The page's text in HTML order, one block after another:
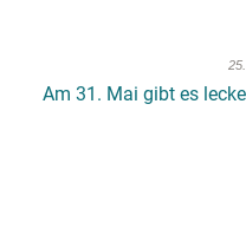
Am 31. Mai gibt es